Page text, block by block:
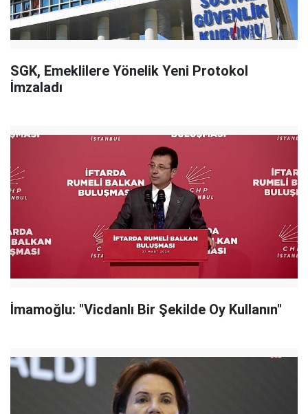
SGK, Emeklilere Yönelik Yeni Protokol
İmzaladı
İmamoğlu: "Vicdanlı Bir Şekilde Oy Kullanın"